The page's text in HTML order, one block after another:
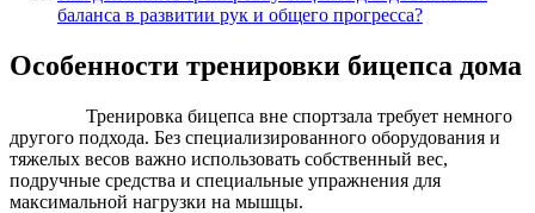
баланса в развитии рук и общего прогресса?
Особенности тренировки бицепса дома
Тренировка бицепса вне спортзала требует немного
другого подхода. Без специализированного оборудования и
тяжелых весов важно использовать собственный вес,
подручные средства и специальные упражнения для
максимальной нагрузки на мышцы.